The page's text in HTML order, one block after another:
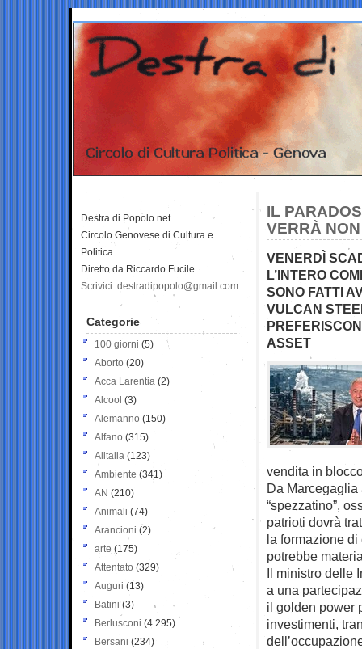
IL
VERRÀ
VENERDÌ
L’INTERO
SONO FATTI
VULCAN
ASSET
vendita in
Da Marcegaglia
“spezzatino”,
patrioti dovrà
la formazione
potrebbe
Il ministro delle
a una
il golden power
investimenti,
Destra di Popolo.net
Circolo Genovese di Cultura e
Politica
Diretto da Riccardo Fucile
Scrivici: destradipopolo@gmail.com
Categorie
100 giorni (5)
Aborto (20)
Acca Larentia (2)
Alcool (3)
Alemanno (150)
Alfano (315)
Alitalia (123)
Ambiente (341)
AN (210)
Animali (74)
Arancioni (2)
arte (175)
Attentato (329)
Auguri (13)
Batini (3)
Berlusconi (4.295)
Bersani (234)